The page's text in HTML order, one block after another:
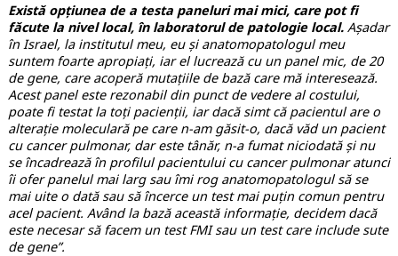
Există opțiunea de a testa paneluri mai mici, care pot fi
făcute la nivel local, în laboratorul de patologie local.Așadar
în Israel, la institutul meu, eu și anatomopatologul meu
suntem foarte apropiați, iar el lucrează cu un panel mic, de 20
de gene, care acoperă mutațiile de bază care mă interesează.
Acest panel este rezonabil din punct de vedere al costului,
poate fi testat la toți pacienții, iar dacă simt că pacientul are o
alterație moleculară pe care n-am găsit-o, dacă văd un pacient
cu cancer pulmonar, dar este tânăr, n-a fumat niciodată și nu
se încadrează în profilul pacientului cu cancer pulmonar atunci
îi ofer panelul mai larg sau îmi rog anatomopatologul să se
mai uite o dată sau să încerce un test mai puțin comun pentru
acel pacient. Având la bază această informație, decidem dacă
este necesar să facem un test FMI sau un test care include sute
de gene”.